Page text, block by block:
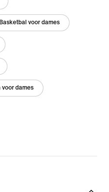
Basketbal voor dames
dames